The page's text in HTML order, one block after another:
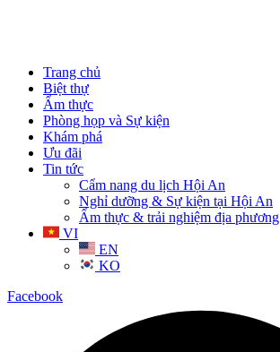
Trang chủ
Biệt thự
Ẩm thực
Phòng họp và Sự kiện
Khám phá
Ưu đãi
Tin tức
Cẩm nang du lịch Hội An
Nghỉ dưỡng & Sự kiện tại Hội An
Ẩm thực & trải nghiệm địa phương
VI
EN
KO
Facebook